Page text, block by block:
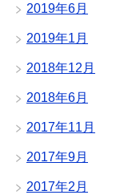
2019年6月
2019年1月
2018年12月
2018年6月
2017年11月
2017年9月
2017年2月